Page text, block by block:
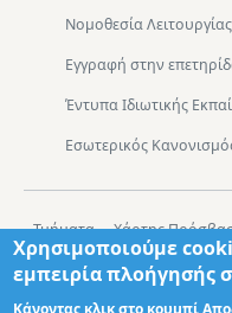
Νομοθεσία
Εγγραφή στην
Έντυπα Ιδιωτικής
Εσωτερικός
Footer
Τμήματα Χάρτης
Σχεδιασμός:
Χρησιμοποιούμε
εμπειρία πλοήγησής
Κάνοντας κλικ στο κουμπί